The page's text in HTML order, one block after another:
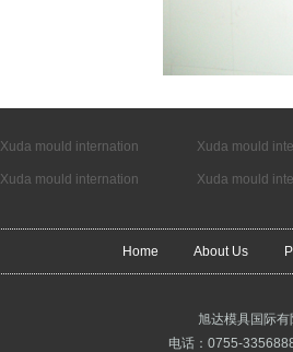
Xuda mould internation Xuda mould
Xuda mould internation Xuda mould
Home About Us
旭达模具国际
电话：0755-